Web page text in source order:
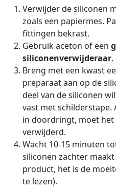
Verwijder de siliconen
zoals een papiermes.
fittingen bekrast.
Gebruik aceton of een
siliconenverwijderaar.
Breng met een kwast
preparaat aan op de
deel van de siliconen
vast met
in doordringt, moet
verwijderd.
Wacht 10-15 minuten
siliconen zachter
product, het is de
te lezen).